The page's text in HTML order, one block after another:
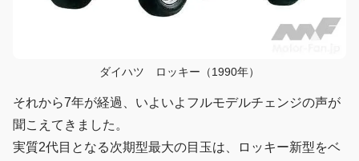
ダイハツ ロッキー（1990年）
それから7年が経過、いよいよフルモデルチェンジの声が
聞こえてきました。
実質2代目となる次期型最大の目玉は、ロッキー新型をベ